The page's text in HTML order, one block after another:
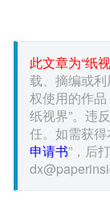
此文章为“纸
载、摘编或
权使用的作品
纸视界”。违
任。如需获
申请书”，后